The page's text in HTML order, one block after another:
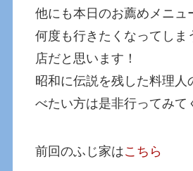
他にも本日のお薦めメニュ
何度も行きたくなってしま
店だと思います！
昭和に伝説を残した料理人
べたい方は是非行ってみて
前回のふじ家はこちら